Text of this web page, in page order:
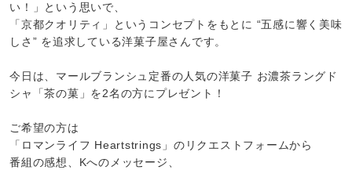
い！」という思いで、
「京都クオリティ」というコンセプトをもとに “五感に響く美味
しさ” を追求している洋菓子屋さんです。
今日は、マールブランシュ定番の人気の洋菓子 お濃茶ラングド
シャ「茶の菓」を2名の方にプレゼント！
ご希望の方は
「ロマンライフ Heartstrings」のリクエストフォームから
番組の感想、Kへのメッセージ、